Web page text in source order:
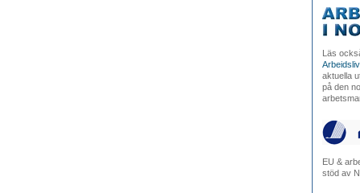
Läs
aktuella
på den
EU &
stöd av